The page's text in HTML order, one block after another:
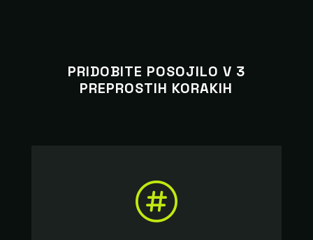
PRIDOBITE POSOJILO V 3
PREPROSTIH KORAKIH
